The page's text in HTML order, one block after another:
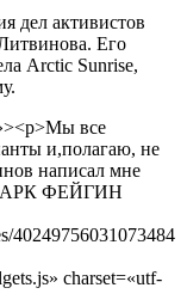
дел активистов
Его
Arctic Sunrise,
все
и,полагаю, не
написал мне
МАРК ФЕЙГИН
40249756031073484
charset=«utf-